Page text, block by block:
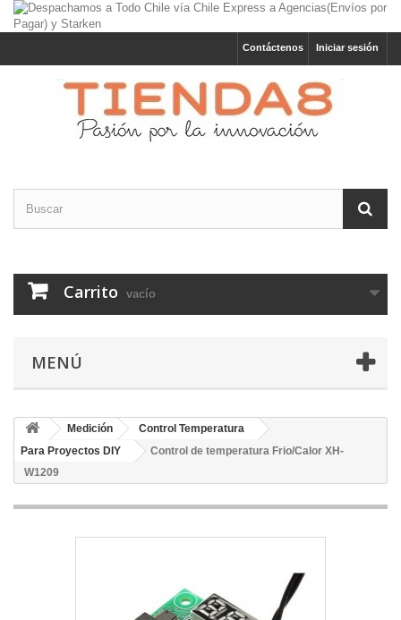
Iniciar sesión
Contáctenos
Carrito vacío
MENÚ
Medición
Control Temperatura
Para Proyectos DIY
Control de temperatura Frio/Calor XH-
W1209